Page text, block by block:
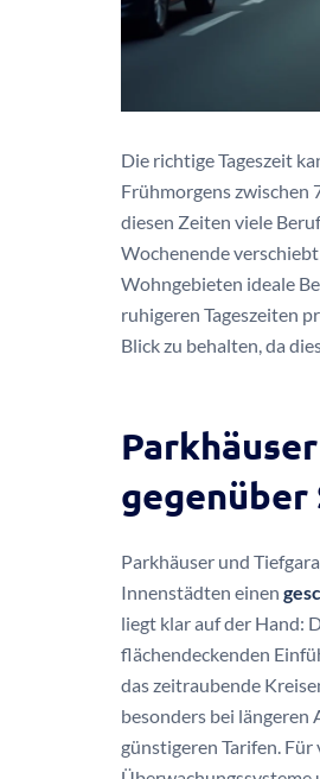
Die richtige Tageszeit
Frühmorgens zwischen
diesen Zeiten viele
Wochenende
Wohngebieten ideale
ruhigeren Tageszeiten
Blick zu behalten, da
Parkhäuser und
Innenstädten einen
liegt klar auf der Hand:
flächendeckenden
das zeitraubende
besonders bei
günstigeren Tarifen.